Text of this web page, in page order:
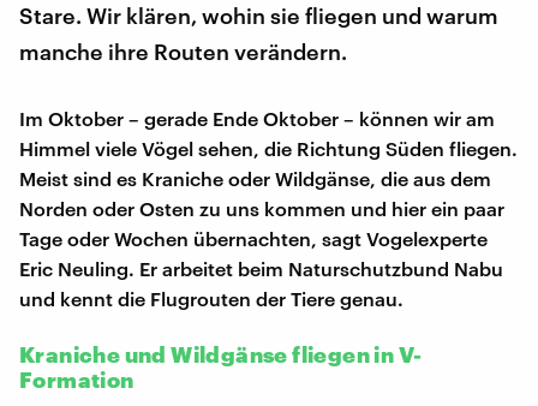
Stare. Wir klären, wohin sie fliegen und warum
manche ihre Routen verändern.
Im Oktober – gerade Ende Oktober – können wir am
Himmel viele Vögel sehen, die Richtung Süden fliegen.
Meist sind es Kraniche oder Wildgänse, die aus dem
Norden oder Osten zu uns kommen und hier ein paar
Tage oder Wochen übernachten, sagt Vogelexperte
Eric Neuling. Er arbeitet beim Naturschutzbund Nabu
und kennt die Flugrouten der Tiere genau.
Kraniche und Wildgänse fliegen in V-
Formation